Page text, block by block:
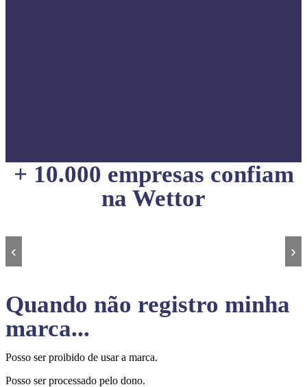
+ 10.000 empresas confiam
na Wettor
‹ ›
Quando não registro minha
marca...
Posso ser proibido de usar a marca.
Posso ser processado pelo dono.